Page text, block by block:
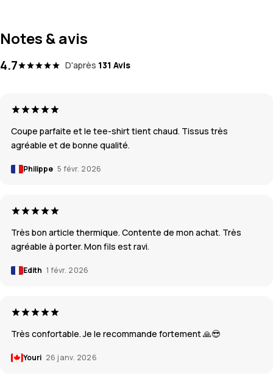
Notes & avis
4.7 D'après 131 Avis
Coupe parfaite et le tee-shirt tient chaud. Tissus très
agréable et de bonne qualité.
Philippe 5 févr. 2026
Très bon article thermique. Contente de mon achat. Très
agréable à porter. Mon fils est ravi.
Edith 1 févr. 2026
Très confortable. Je le recommande fortement 🙏😎
Youri 26 janv. 2026